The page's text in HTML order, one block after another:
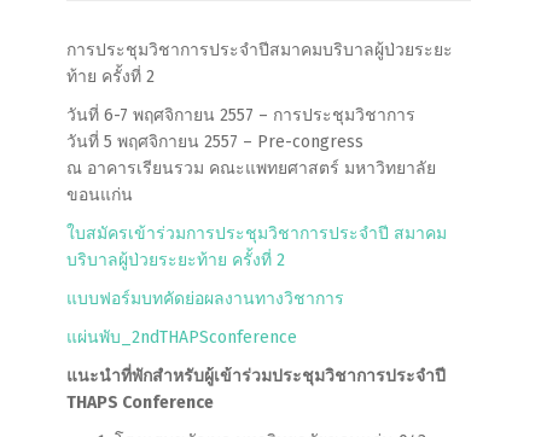
การประชุมวิชาการประจำปีสมาคมบริบาลผู้ป่วยระยะ
ท้าย ครั้งที่ 2
วันที่ 6-7 พฤศจิกายน 2557 – การประชุมวิชาการ
วันที่ 5 พฤศจิกายน 2557 – Pre-congress
ณ อาคารเรียนรวม คณะแพทยศาสตร์ มหาวิทยาลัย
ขอนแก่น
ใบสมัครเข้าร่วมการประชุมวิชาการประจำปี สมาคม
บริบาลผู้ป่วยระยะท้าย ครั้งที่ 2
แบบฟอร์มบทคัดย่อผลงานทางวิชาการ
แผ่นพับ_2ndTHAPSconference
แนะนำที่พักสำหรับผู้เข้าร่วมประชุมวิชาการประจำปี
THAPS Conference